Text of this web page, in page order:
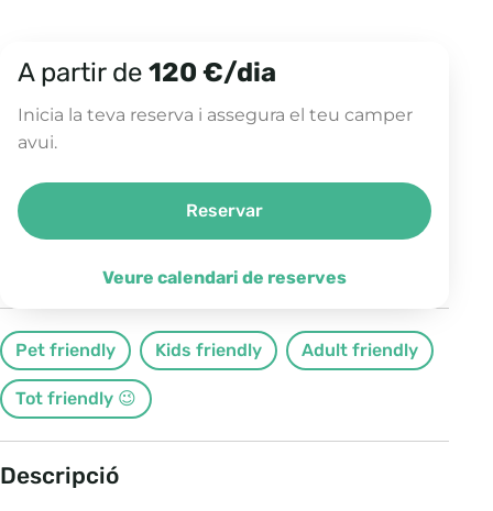
La Beni
Benimar Benivan B170 PS
Pet friendly Kids friendly Adult friendly
Tot friendly 😉
Descripció
A partir de 120 €/dia
Inicia la teva reserva i assegura el teu camper
avui.
Reservar
Veure calendari de reserves